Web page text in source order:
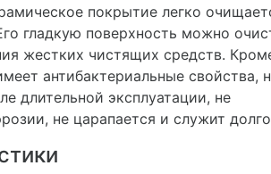
покрытие легко
гладкую поверхность можно
жестких чистящих средств.
антибактериальные свойства,
длительной эксплуатации, не
не царапается и служит